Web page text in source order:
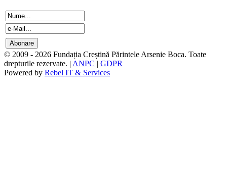
© 2009 - 2026 Fundația Creștină Părintele Arsenie Boca. Toate
drepturile rezervate. | ANPC | GDPR
Powered by Rebel IT & Services